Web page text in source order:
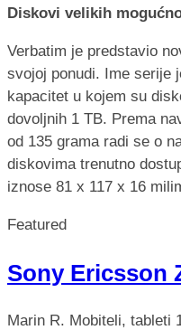
Diskovi velikih
Verbatim je predstavio
svojoj ponudi. Ime serije
kapacitet u kojem su
dovoljnih 1 TB. Prema
od 135 grama radi se o
diskovima trenutno
iznose 81 x 117 x 16
Featured
Sony Ericsson
Marin R. Mobiteli, tableti